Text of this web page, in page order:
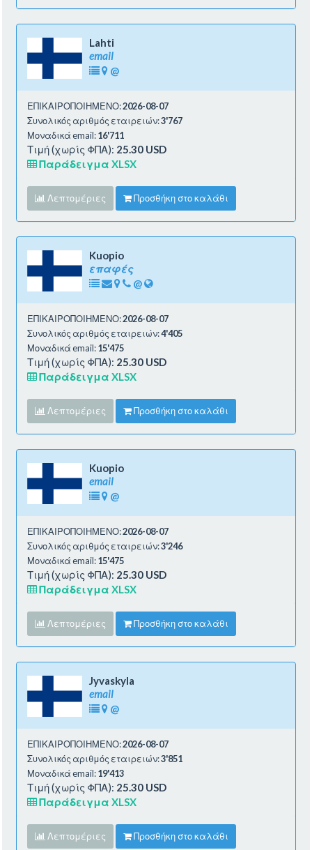
Lahti
email
@
ΕΠΙΚΑΙΡΟΠΟΙΗΜΕΝΟ:2026-08-07
Συνολικός αριθμός εταιρειών:3'767
Μοναδικά email:16'711
Τιμή (χωρίς ΦΠΑ): 25.30 USD
Παράδειγμα XLSX
Λεπτομέριες Προσθήκη στο καλάθι
Kuopio
επαφές
@
ΕΠΙΚΑΙΡΟΠΟΙΗΜΕΝΟ:2026-08-07
Συνολικός αριθμός εταιρειών:4'405
Μοναδικά email:15'475
Τιμή (χωρίς ΦΠΑ): 25.30 USD
Παράδειγμα XLSX
Λεπτομέριες Προσθήκη στο καλάθι
Kuopio
email
@
ΕΠΙΚΑΙΡΟΠΟΙΗΜΕΝΟ:2026-08-07
Συνολικός αριθμός εταιρειών:3'246
Μοναδικά email:15'475
Τιμή (χωρίς ΦΠΑ): 25.30 USD
Παράδειγμα XLSX
Λεπτομέριες Προσθήκη στο καλάθι
Jyvaskyla
email
@
ΕΠΙΚΑΙΡΟΠΟΙΗΜΕΝΟ:2026-08-07
Συνολικός αριθμός εταιρειών:3'851
Μοναδικά email:19'413
Τιμή (χωρίς ΦΠΑ): 25.30 USD
Παράδειγμα XLSX
Λεπτομέριες Προσθήκη στο καλάθι